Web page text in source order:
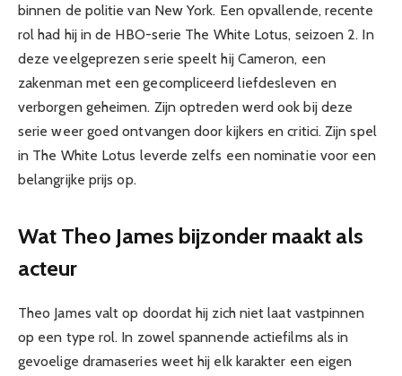
binnen de politie van New York. Een opvallende, recente
rol had hij in de HBO-serie The White Lotus, seizoen 2. In
deze veelgeprezen serie speelt hij Cameron, een
zakenman met een gecompliceerd liefdesleven en
verborgen geheimen. Zijn optreden werd ook bij deze
serie weer goed ontvangen door kijkers en critici. Zijn spel
in The White Lotus leverde zelfs een nominatie voor een
belangrijke prijs op.
Wat Theo James bijzonder maakt als
acteur
Theo James valt op doordat hij zich niet laat vastpinnen
op een type rol. In zowel spannende actiefilms als in
gevoelige dramaseries weet hij elk karakter een eigen